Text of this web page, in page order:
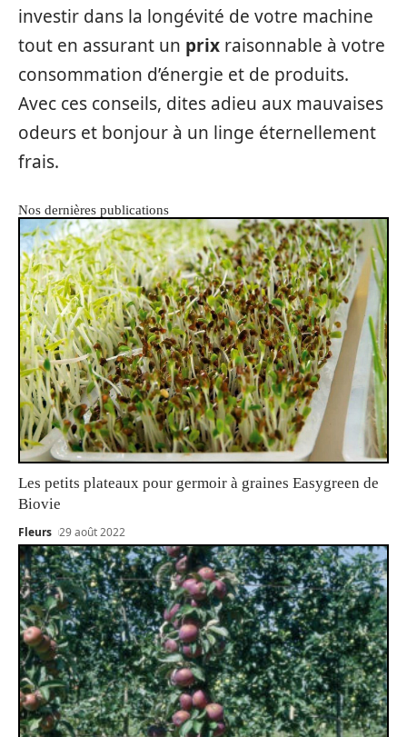
investir dans la longévité de votre machine
tout en assurant un prix raisonnable à votre
consommation d’énergie et de produits.
Avec ces conseils, dites adieu aux mauvaises
odeurs et bonjour à un linge éternellement
frais.
Nos dernières publications
Les petits plateaux pour germoir à graines Easygreen de
Biovie
Fleurs 29 août 2022